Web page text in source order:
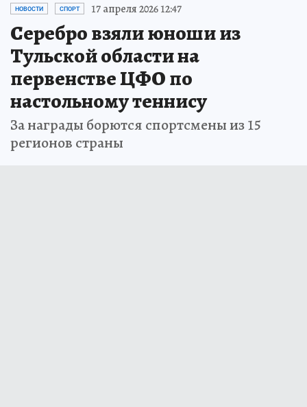
НОВОСТИ СПОРТ 17 апреля 2026 12:47
Серебро взяли юноши из
Тульской области на
первенстве ЦФО по
настольному теннису
За награды борются спортсмены из 15
регионов страны